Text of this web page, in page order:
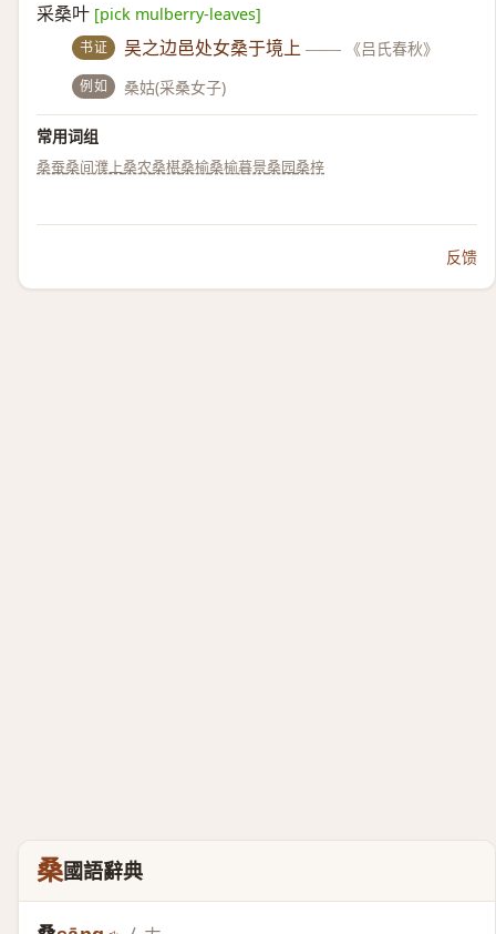
采桑叶 [pick mulberry-leaves]
书证 吴之边邑处女桑于境上 —— 《吕氏春秋》
例如 桑姑(采桑女子)
常用词组
桑蚕桑间濮上桑农桑椹桑榆桑榆暮景桑园桑梓
反馈
桑國語辭典